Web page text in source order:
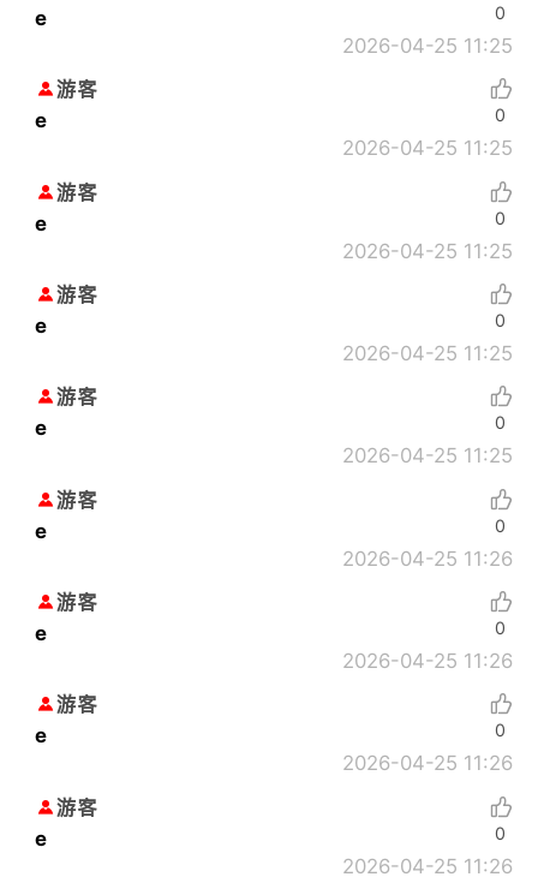
e
2026-04-25 11:25
0
游客
e
2026-04-25 11:25
0
游客
e
2026-04-25 11:25
0
游客
e
2026-04-25 11:25
0
游客
e
2026-04-25 11:25
0
游客
e
2026-04-25 11:26
0
游客
e
2026-04-25 11:26
0
游客
e
2026-04-25 11:26
0
游客
e
2026-04-25 11:26
0